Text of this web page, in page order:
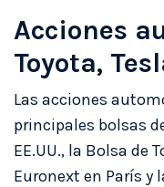
Acciones
Toyota,
Las acciones
principales bolsas
EE.UU., la Bolsa de
Euronext en París y